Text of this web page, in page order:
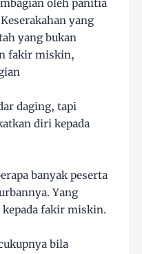
oleh panitia
yang
yang bukan
fakir miskin,
daging, tapi
diri kepada
banyak peserta
Yang
kepada fakir miskin.
bila